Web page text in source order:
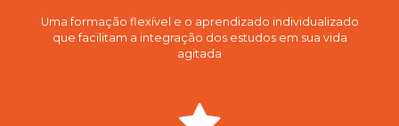
Uma formação flexível e o aprendizado individualizado
que facilitam a integração dos estudos em sua vida
agitada